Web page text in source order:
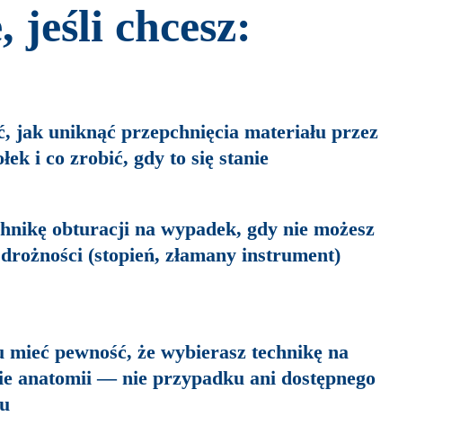
jeśli chcesz:
jak uniknąć przepchnięcia materiału przez
i co zrobić, gdy to się stanie
obturacji na wypadek, gdy nie możesz
(stopień, złamany instrument)
mieć pewność, że wybierasz technikę na
anatomii — nie przypadku ani dostępnego